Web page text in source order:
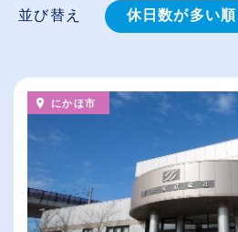
並び替え 休日数が多い順
給与が高い順
従業員が多い順
にかほ市